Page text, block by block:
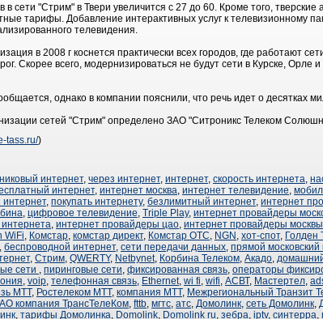
сети "Стрим" в Твери увеличится с 27 до 60. Кроме того, тверские
тарифы. Добавление интерактивных услуг к телевизионному
телевидения.
в 2008 г коснется практически всех городов, где работают
Скорее всего, модернизироваться не будут сети в Курске, Орле
однако в компании пояснили, что речь идет о десятках
сетей "Стрим" определено ЗАО "Ситроникс Телеком
tass.ru/)
интернет, через интернет, интернет, скорость интернета,
интернет, интернет москва, интернет телевидение,
интернет, покупать интернету, безлимитный интернет, интернет
, цифровое телевидение, Triple Play, интернет провайдеры
, интернет провайдеры цао, интернет провайдеры москвы
WiFi, Комстар, комстар директ, Комстар ОТС, NGN , хот-спот, Голден
, беспроводной интернет, сети передачи данных, прямой
, Стрим, QWERTY, Netbynet, Корбина Телеком, Акадо,
сети , пиринговые сети, фиксированная связь, операторы
, voip, телефонная связь, Ethernet, wi fi, wifi, АСВТ, Мастертел,
МТТ, Ростелеком МТТ, компания МТТ, Межрегиональный Транзит
компания ТрансТелеКом, fttb, мгтс, атс, Домолинк, сеть Домолинк,
, тарифы Домолинка, Domolink, Domolink ru, зебра, iptv, синтерра,